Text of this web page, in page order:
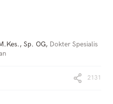
Sp. OG, Dokter Spesialis
2131